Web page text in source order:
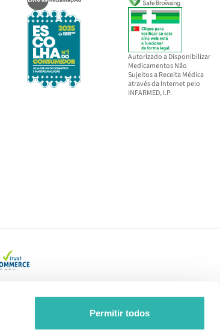
Permitir todos
Autorizado a Disponibilizar
Medicamentos Não
Sujeitos a Receita Médica
através da Internet pelo
INFARMED, I.P.